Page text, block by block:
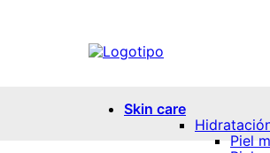
Skin care
Piel